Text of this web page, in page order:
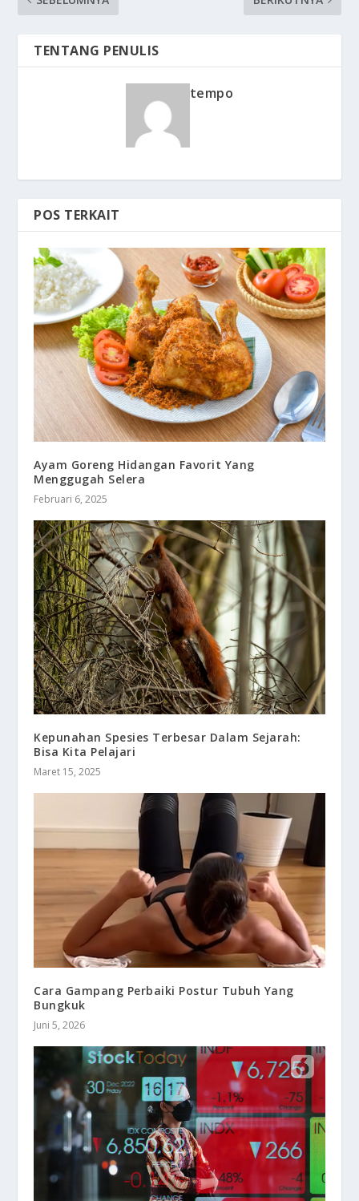
TENTANG PENULIS
tempo
POS TERKAIT
Ayam Goreng Hidangan Favorit Yang
Menggugah Selera
Februari 6, 2025
Kepunahan Spesies Terbesar Dalam Sejarah:
Bisa Kita Pelajari
Maret 15, 2025
Cara Gampang Perbaiki Postur Tubuh Yang
Bungkuk
Juni 5, 2026